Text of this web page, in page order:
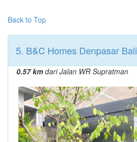
Back to Top
5. B&C Homes Denpasar Bali
0.57 kmdari Jalan WR Supratman